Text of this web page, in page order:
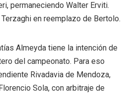
permaneciendo Walter Erviti.
en reemplazo de Bertolo.
Almeyda tiene la intención de
del campeonato. Para eso
Rivadavia de Mendoza,
Sola, con arbitraje de